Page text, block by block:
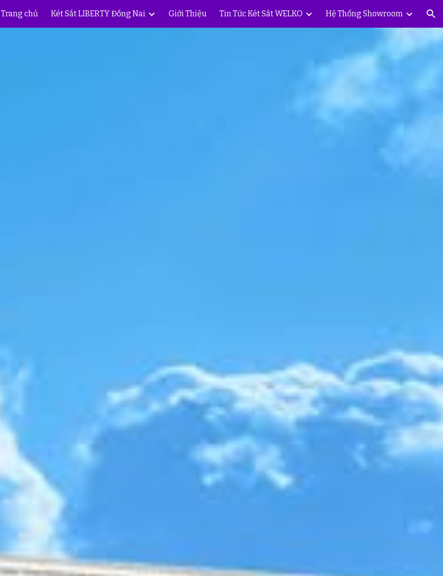
to main content Skip to navigation
Trang chủ Két Sắt LIBERTY Đồng Nai Giới Thiệu Tin Tức Két Sắt WELKO Hệ Thống Showroom